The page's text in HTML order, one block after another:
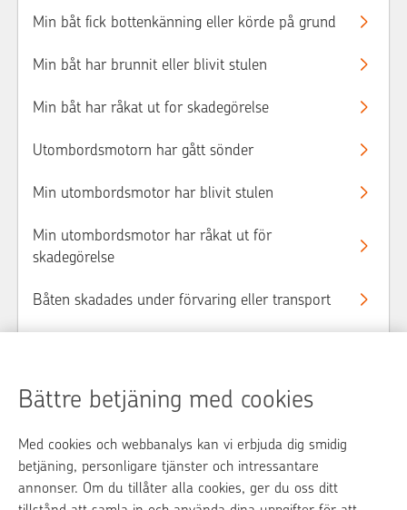
Bättre betjäning med cookies
Med cookies och webbanalys kan vi erbjuda dig smidig
betjäning, personligare tjänster och intressantare
annonser. Om du tillåter alla cookies, ger du oss ditt
Min båt fick bottenkänning eller körde på grund
Min båt har brunnit eller blivit stulen
Min båt har råkat ut for skadegörelse
Utombordsmotorn har gått sönder
Min utombordsmotor har blivit stulen
Min utombordsmotor har råkat ut för
skadegörelse
Båten skadades under förvaring eller transport
op.fi
OP Media